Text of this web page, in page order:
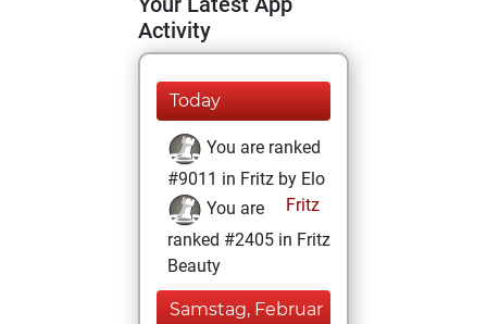
Activity
Today
You are ranked
#9011 in Fritz by Elo
Fritz
You are
ranked #2405 in Fritz
Beauty
Samstag, Februar